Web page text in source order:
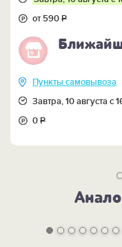
от 590Р
Пункты самовывоза
Завтра, 10 августа с
0Р